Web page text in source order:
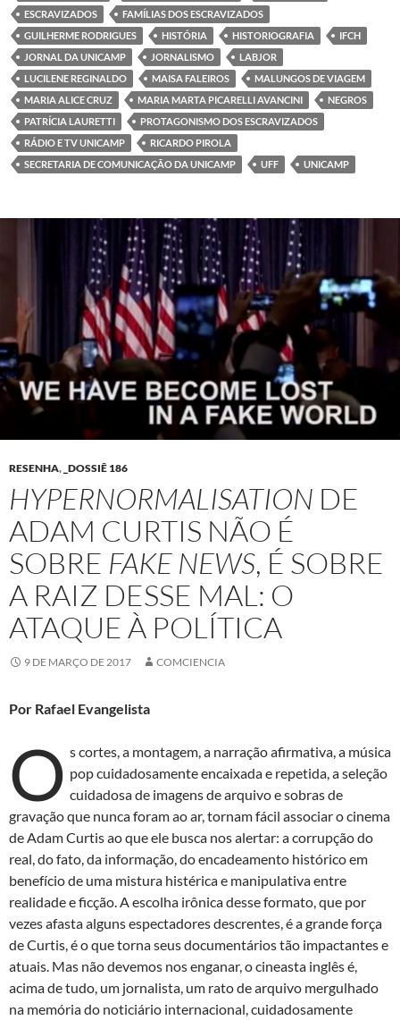
ESCRAVIZADOS
FAMÍLIAS DOS ESCRAVIZADOS
GUILHERME RODRIGUES
HISTÓRIA HISTORIOGRAFIA
IFCH
JORNAL DA UNICAMP
JORNALISMO
LABJOR
LUCILENE REGINALDO
MAISA FALEIROS
MALUNGOS DE VIAGEM
MARIA ALICE CRUZ
MARIA MARTA PICARELLI AVANCINI
NEGROS
PATRÍCIA LAURETTI
PROTAGONISMO DOS ESCRAVIZADOS
RÁDIO E TV UNICAMP
RICARDO PIROLA
SECRETARIA DE COMUNICAÇÃO DA UNICAMP
UFF UNICAMP
RESENHA, _DOSSIÊ 186
HYPERNORMALISATION DE
ADAM CURTIS NÃO É
SOBRE FAKE NEWS, É SOBRE
A RAIZ DESSE MAL: O
ATAQUE À POLÍTICA
9 DE MARÇO DE 2017 COMCIENCIA
Por Rafael Evangelista
O s cortes, a montagem, a narração afirmativa, a música
pop cuidadosamente encaixada e repetida, a seleção
cuidadosa de imagens de arquivo e sobras de
gravação que nunca foram ao ar, tornam fácil associar o cinema
de Adam Curtis ao que ele busca nos alertar: a corrupção do
real, do fato, da informação, do encadeamento histórico em
benefício de uma mistura histérica e manipulativa entre
realidade e ficção. A escolha irônica desse formato, que por
vezes afasta alguns espectadores descrentes, é a grande força
de Curtis, é o que torna seus documentários tão impactantes e
atuais. Mas não devemos nos enganar, o cineasta inglês é,
acima de tudo, um jornalista, um rato de arquivo mergulhado
na memória do noticiário internacional, cuidadosamente